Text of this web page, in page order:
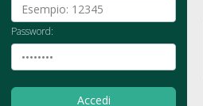
Password: